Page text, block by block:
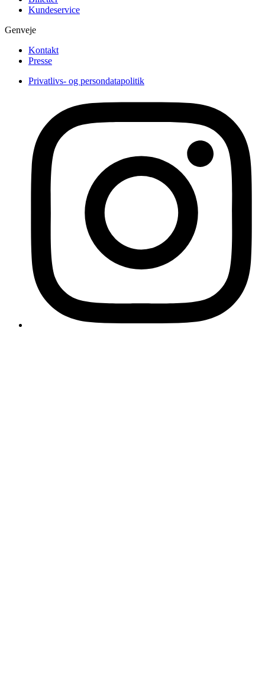
Kundeservice
Genveje
Kontakt
Presse
Privatlivs- og persondatapolitik